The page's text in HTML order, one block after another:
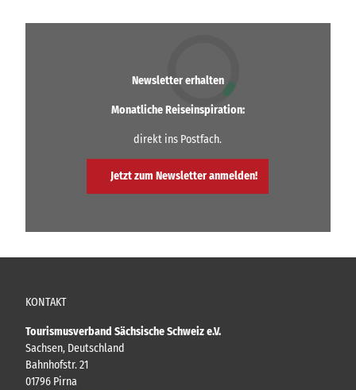
Newsletter erhalten
Monatliche Reiseinspiration:
direkt ins Postfach.
Jetzt zum Newsletter anmelden!
KONTAKT
Tourismusverband Sächsische Schweiz e.V.
Sachsen, Deutschland
Bahnhofstr. 21
01796 Pirna